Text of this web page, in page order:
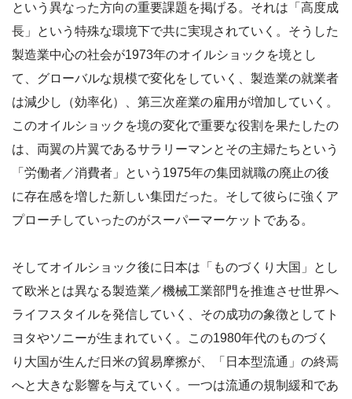
という異なった方向の重要課題を掲げる。それは「高度成
長」という特殊な環境下で共に実現されていく。そうした
製造業中心の社会が1973年のオイルショックを境とし
て、グローバルな規模で変化をしていく、製造業の就業者
は減少し（効率化）、第三次産業の雇用が増加していく。
このオイルショックを境の変化で重要な役割を果たしたの
は、両翼の片翼であるサラリーマンとその主婦たちという
「労働者／消費者」という1975年の集団就職の廃止の後
に存在感を増した新しい集団だった。そして彼らに強くア
プローチしていったのがスーパーマーケットである。
そしてオイルショック後に日本は「ものづくり大国」とし
て欧米とは異なる製造業／機械工業部門を推進させ世界へ
ライフスタイルを発信していく、その成功の象徴としてト
ヨタやソニーが生まれていく。この1980年代のものづく
り大国が生んだ日米の貿易摩擦が、「日本型流通」の終焉
へと大きな影響を与えていく。一つは流通の規制緩和であ